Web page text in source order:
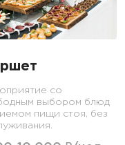
со
выбором блюд
пищи стоя, без